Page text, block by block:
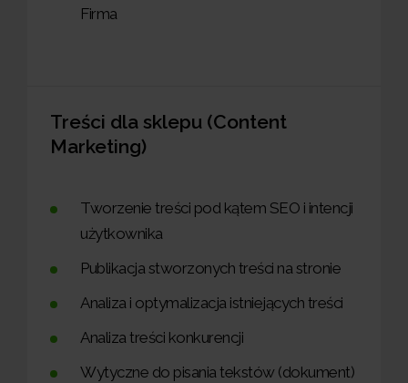
Firma
Treści dla sklepu (Content
Marketing)
Tworzenie treści pod kątem SEO i intencji
użytkownika
Publikacja stworzonych treści na stronie
Analiza i optymalizacja istniejących treści
Analiza treści konkurencji
Wytyczne do pisania tekstów (dokument)